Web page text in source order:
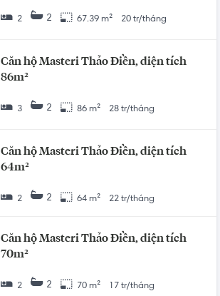
2 2 67.39 m² 20 tr/tháng
Căn hộ Masteri Thảo Điền, diện tích
86m²
3 2 86 m² 28 tr/tháng
Căn hộ Masteri Thảo Điền, diện tích
64m²
2 2 64 m² 22 tr/tháng
Căn hộ Masteri Thảo Điền, diện tích
70m²
2 2 70 m² 17 tr/tháng